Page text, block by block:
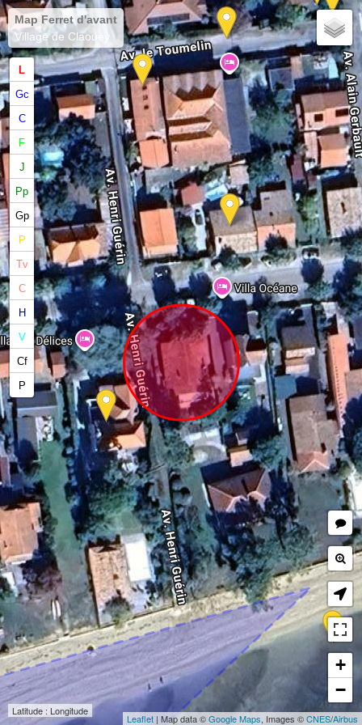
Map Ferret d'avant
Village de Claouey
L
Gc
C
F
J
Pp
Gp
P
Tv
C
H
V
Cf
P
Latitude : Longitude
+
−
Leaflet | Map data ©Google Maps, Images ©CNES/Airbus